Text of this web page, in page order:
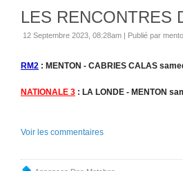
LES RENCONTRES
12 Septembre 2023, 08:28am | Publié par
RM2 : MENTON - CABRIES CALAS
NATIONALE 3 : LA LONDE - MENTON
Voir les commentaires